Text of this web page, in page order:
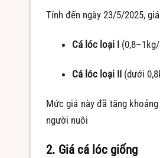
Tính đến ngày 23/5/2025,
Cá lóc loại I
Cá lóc loại II(dưới
Mức giá này đã tăng
người nuôi
2. Giá cá lóc giống